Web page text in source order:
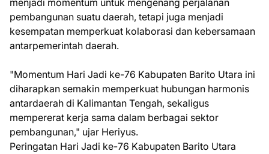
menjadi momentum untuk mengenang perjalanan
pembangunan suatu daerah, tetapi juga menjadi
kesempatan memperkuat kolaborasi dan kebersamaan
antarpemerintah daerah.
"Momentum Hari Jadi ke-76 Kabupaten Barito Utara ini
diharapkan semakin memperkuat hubungan harmonis
antardaerah di Kalimantan Tengah, sekaligus
mempererat kerja sama dalam berbagai sektor
pembangunan," ujar Heriyus.
Peringatan Hari Jadi ke-76 Kabupaten Barito Utara